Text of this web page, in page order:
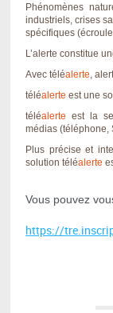
Phénomènes
industriels, crises
spécifiques
L’alerte constitue
Avec téléalerte
téléalerte est une
téléalerte est la
médias(téléphone,
Plus précise et
solution téléalerte
Vous pouvez
https://